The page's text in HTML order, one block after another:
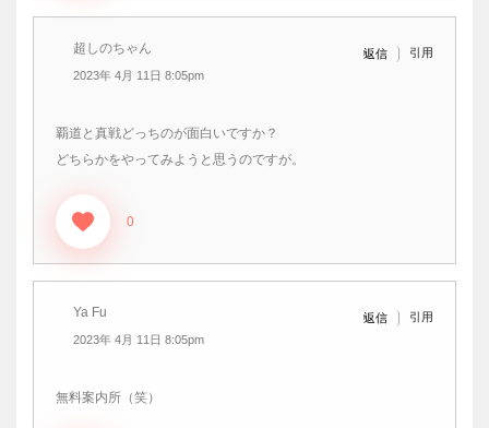
超しのちゃん
2023年 4月 11日 8:05pm
返信 引用
覇道と真戦どっちのが面白いですか？
どちらかをやってみようと思うのですが。
0
Ya Fu
2023年 4月 11日 8:05pm
返信 引用
無料案内所（笑）